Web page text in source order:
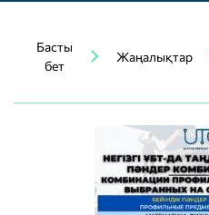
Басты
бет
Жаңалықтар